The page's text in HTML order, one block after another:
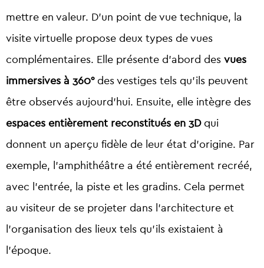
mettre en valeur. D’un point de vue technique, la
visite virtuelle propose deux types de vues
complémentaires. Elle présente d’abord des vues
immersives à 360°des vestiges tels qu’ils peuvent
être observés aujourd’hui. Ensuite, elle intègre des
espaces entièrement reconstitués en 3Dqui
donnent un aperçu fidèle de leur état d’origine. Par
exemple, l’amphithéâtre a été entièrement recréé,
avec l’entrée, la piste et les gradins. Cela permet
au visiteur de se projeter dans l’architecture et
l’organisation des lieux tels qu’ils existaient à
l’époque.